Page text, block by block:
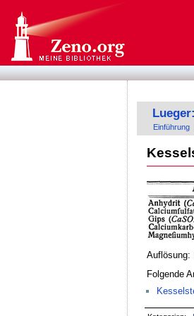
Einführung
Auflösung:
Folgende